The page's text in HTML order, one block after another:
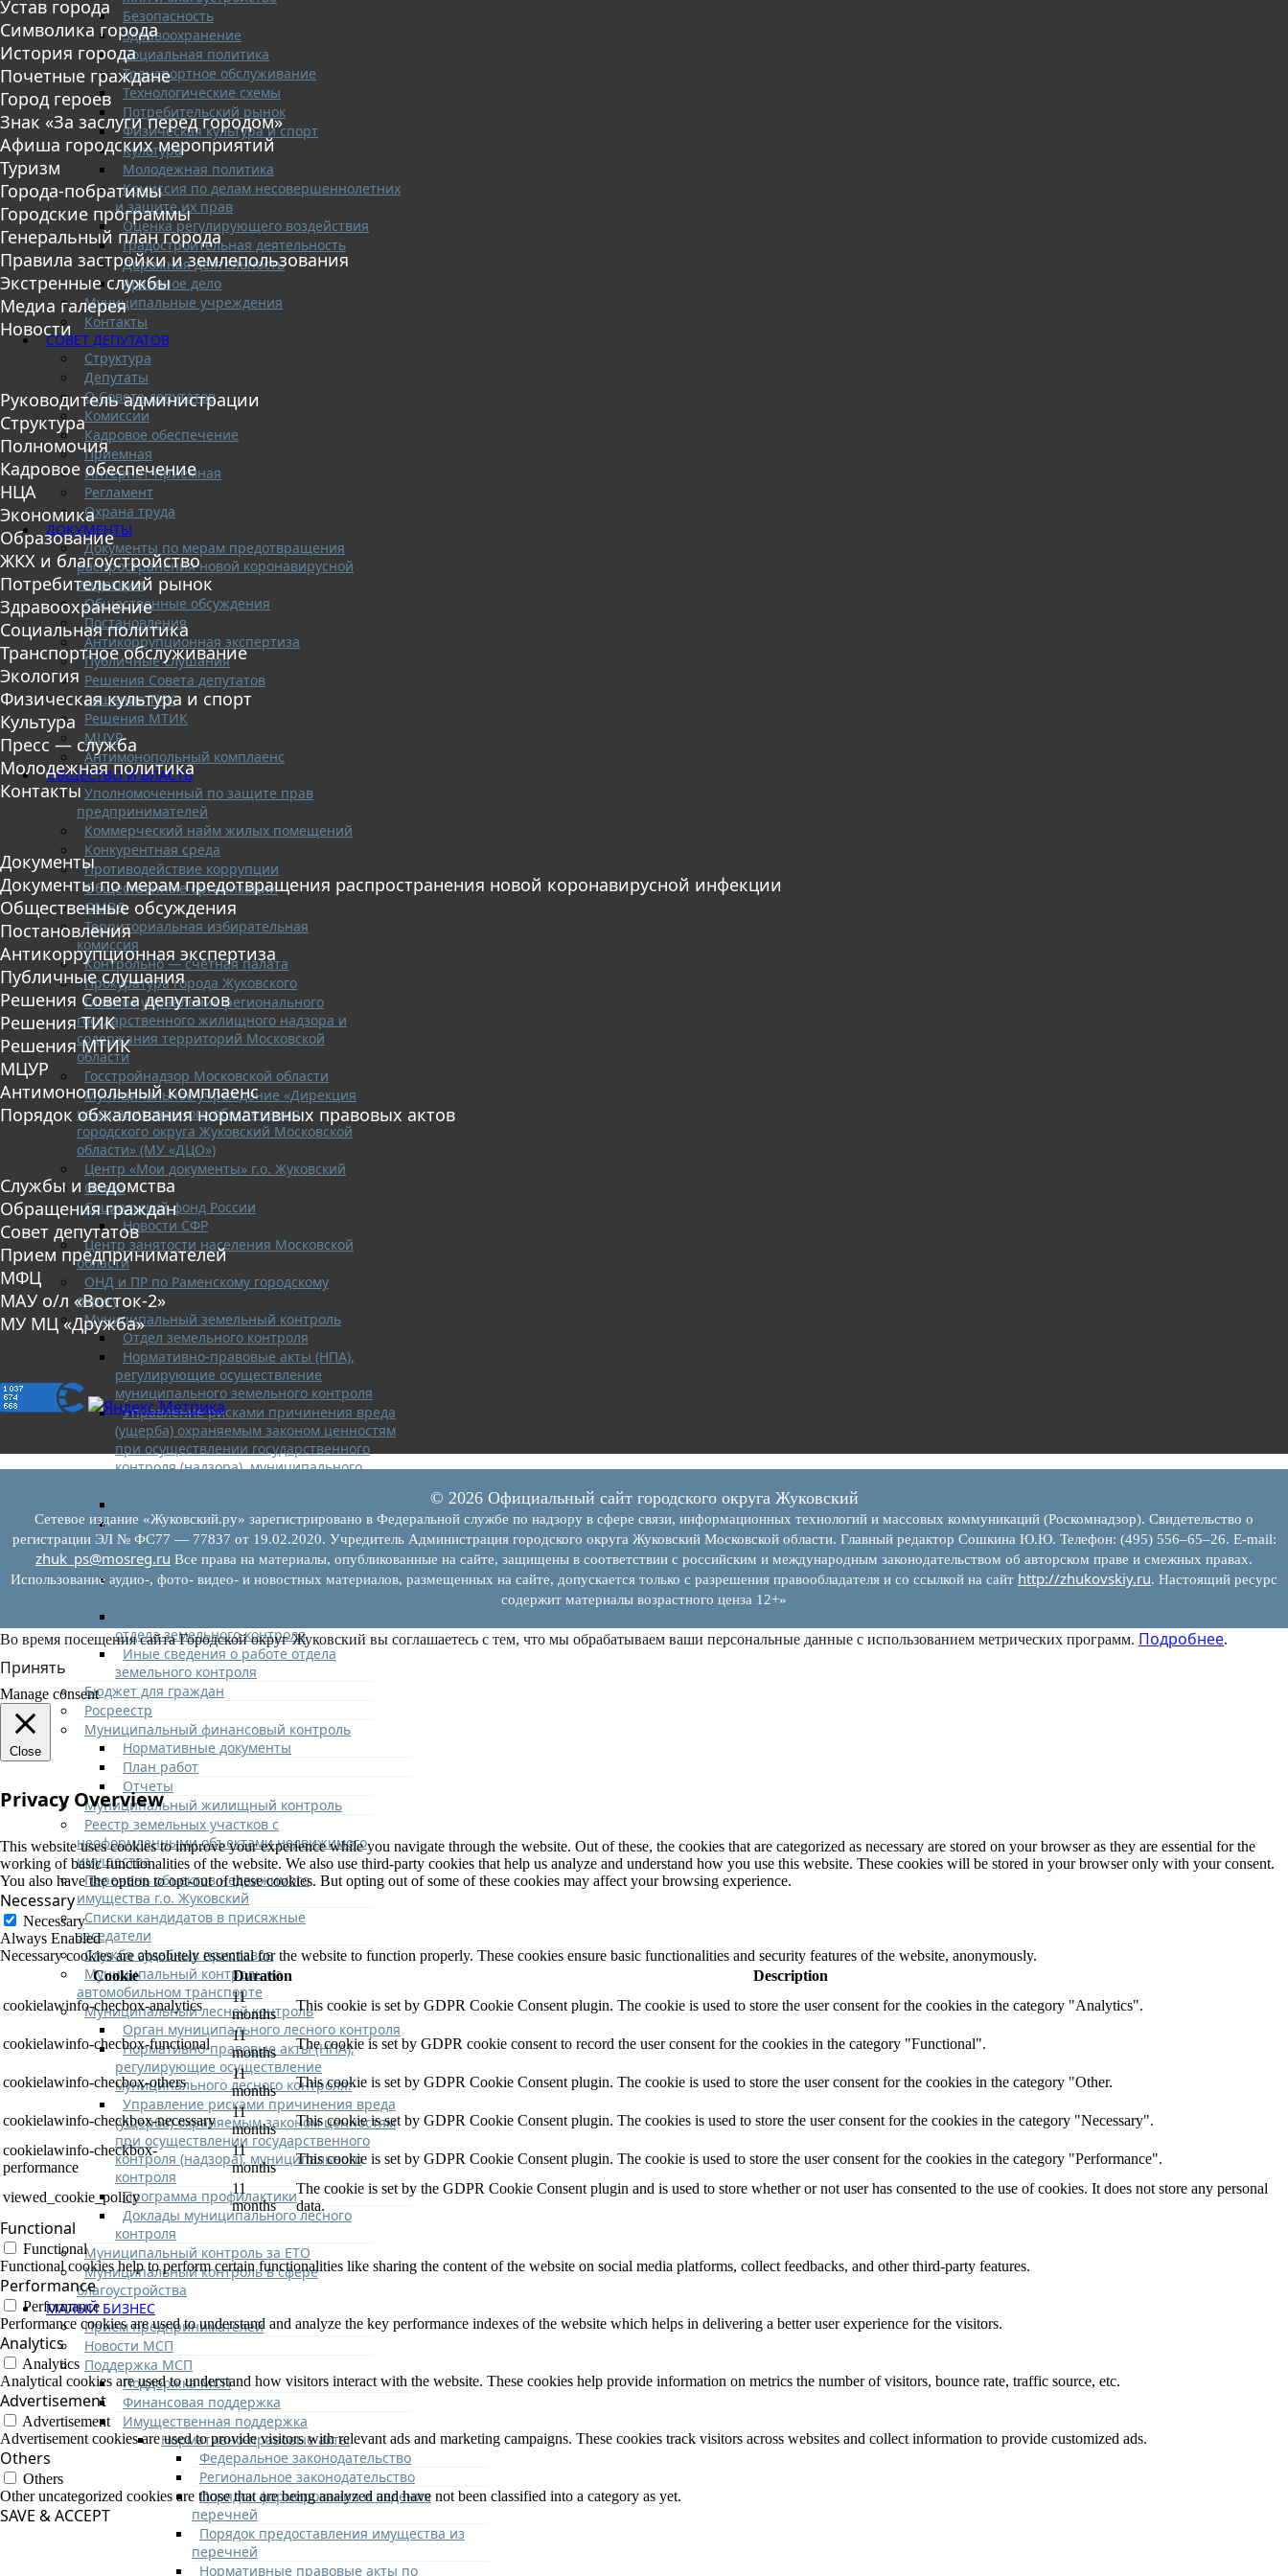
Безопасность
Здравоохранение
Социальная политика
Транспортное обслуживание
Технологические схемы
Потребительский рынок
Физическая культура и спорт
Культура
Молодежная политика
Комиссия по делам несовершеннолетних
и защите их прав
Оценка регулирующего воздействия
Градостроительная деятельность
Дорожная деятельность
Архивное дело
Муниципальные учреждения
Контакты
СОВЕТ ДЕПУТАТОВ
Структура
Депутаты
О Совете депутатов
Комиссии
Кадровое обеспечение
Приемная
Интернет-приемная
Регламент
Охрана труда
ДОКУМЕНТЫ
Документы по мерам предотвращения
распространения новой коронавирусной
инфекции
Общественные обсуждения
Постановления
Антикоррупционная экспертиза
Публичные слушания
Решения Совета депутатов
Решения ТИК
Решения МТИК
МЦУР
Антимонопольный комплаенс
ОБЩЕСТВО И ВЛАСТЬ
Уполномоченный по защите прав
предпринимателей
Коммерческий найм жилых помещений
Конкурентная среда
Противодействие коррупции
Общественные организации
ОМВД
Территориальная избирательная
комиссия
Контрольно — счетная палата
Прокуратура города Жуковского
Главное управление регионального
государственного жилищного надзора и
содержания территорий Московской
области
Госстройнадзор Московской области
Муниципальное учреждение «Дирекция
централизованного обеспечения
городского округа Жуковский Московской
области» (МУ «ДЦО»)
Центр «Мои документы» г.о. Жуковский
Опека
Социальный фонд России
Новости СФР
Центр занятости населения Московской
области
ОНД и ПР по Раменскому городскому
округу
Муниципальный земельный контроль
Отдел земельного контроля
Нормативно-правовые акты (НПА),
регулирующие осуществление
муниципального земельного контроля
Управление рисками причинения вреда
(ущерба) охраняемым законом ценностям
при осуществлении государственного
контроля (надзора), муниципального
Перечень сведений и документов, которые
могут запрашиваться у контролируемого
лица
Доклады муниципального земельного
отдела земельного контроля
Иные сведения о работе отдела
земельного контроля
Бюджет для граждан
Росреестр
Муниципальный финансовый контроль
Нормативные документы
План работ
Отчеты
Муниципальный жилищный контроль
Реестр земельных участков с
неоформленными объектами недвижимого
имущества
Перечень объектов недвижимого
имущества г.о. Жуковский
Списки кандидатов в присяжные
заседатели
Служба судебных приставов
Муниципальный контроль на
автомобильном транспорте
Муниципальный лесной контроль
Орган муниципального лесного контроля
Нормативно-правовые акты (НПА),
регулирующие осуществление
муниципального лесного контроля:
Управление рисками причинения вреда
(ущерба) охраняемым законом ценностям
при осуществлении государственного
контроля (надзора), муниципального
контроля
Программа профилактики
Доклады муниципального лесного
контроля
Муниципальный контроль за ЕТО
Муниципальный контроль в сфере
благоустройства
МАЛЫЙ БИЗНЕС
Прием предпринимателей
Новости МСП
Поддержка МСП
Поддержка МСП
Финансовая поддержка
Имущественная поддержка
Нормативно-правовые акты
Федеральное законодательство
Региональное законодательство
Порядок формирования и ведения
перечней
Порядок предоставления имущества из
перечней
Нормативные правовые акты по
Устав города
Символика города
История города
Почетные граждане
Город героев
Знак «За заслуги перед городом»
Афиша городских мероприятий
Туризм
Города-побратимы
Городские программы
Генеральный план города
Правила застройки и землепользования
Экстренные службы
Медиа галерея
Новости
Руководитель администрации
Структура
Полномочия
Кадровое обеспечение
НЦА
Экономика
Образование
ЖКХ и благоустройство
Потребительский рынок
Здравоохранение
Социальная политика
Транспортное обслуживание
Экология
Физическая культура и спорт
Культура
Пресс — служба
Молодежная политика
Контакты
Документы
Документы по мерам предотвращения распространения новой коронавирусной инфекции
Общественные обсуждения
Постановления
Антикоррупционная экспертиза
Публичные слушания
Решения Совета депутатов
Решения ТИК
Решения МТИК
МЦУР
Антимонопольный комплаенс
Порядок обжалования нормативных правовых актов
Службы и ведомства
Обращения граждан
Совет депутатов
Прием предпринимателей
МФЦ
МАУ о/л «Восток-2»
МУ МЦ «Дружба»
© 2026 Официальный сайт городского округа Жуковский
Сетевое издание «Жуковский.ру» зарегистрировано в Федеральной службе по надзору в сфере связи, информационных технологий и массовых коммуникаций (Роскомнадзор). Свидетельство о
регистрации ЭЛ № ФС77 — 77837 от 19.02.2020. Учредитель Администрация городского округа Жуковский Московской области. Главный редактор Сошкина Ю.Ю. Телефон: (495) 556–65–26. E‑mail:
zhuk_ps@mosreg.ru Все права на материалы, опубликованные на сайте, защищены в соответствии с российским и международным законодательством об авторском праве и смежных правах.
Использование аудио-, фото- видео- и новостных материалов, размещенных на сайте, допускается только с разрешения правообладателя и со ссылкой на сайт http://zhukovskiy.ru. Настоящий ресурс
содержит материалы возрастного ценза 12+»
Во время посещения сайта Городской округ Жуковский вы соглашаетесь с тем, что мы обрабатываем ваши персональные данные с использованием метрических программ. Подробнее.
Принять
Manage consent
Close
Privacy Overview
This website uses cookies to improve your experience while you navigate through the website. Out of these, the cookies that are categorized as necessary are stored on your browser as they are essential for the
working of basic functionalities of the website. We also use third-party cookies that help us analyze and understand how you use this website. These cookies will be stored in your browser only with your consent.
You also have the option to opt-out of these cookies. But opting out of some of these cookies may affect your browsing experience.
Necessary
Necessary
Always Enabled
Necessary cookies are absolutely essential for the website to function properly. These cookies ensure basic functionalities and security features of the website, anonymously.
Cookie
Duration
Description
cookielawinfo-checbox-analytics
11
months
This cookie is set by GDPR Cookie Consent plugin. The cookie is used to store the user consent for the cookies in the category "Analytics".
cookielawinfo-checbox-functional
11
months
The cookie is set by GDPR cookie consent to record the user consent for the cookies in the category "Functional".
cookielawinfo-checbox-others
11
months
This cookie is set by GDPR Cookie Consent plugin. The cookie is used to store the user consent for the cookies in the category "Other.
cookielawinfo-checkbox-necessary
11
months
This cookie is set by GDPR Cookie Consent plugin. The cookies is used to store the user consent for the cookies in the category "Necessary".
cookielawinfo-checkbox-
performance
11
months
This cookie is set by GDPR Cookie Consent plugin. The cookie is used to store the user consent for the cookies in the category "Performance".
viewed_cookie_policy
11
months
The cookie is set by the GDPR Cookie Consent plugin and is used to store whether or not user has consented to the use of cookies. It does not store any personal
data.
Functional
Functional
Functional cookies help to perform certain functionalities like sharing the content of the website on social media platforms, collect feedbacks, and other third-party features.
Performance
Performance
Performance cookies are used to understand and analyze the key performance indexes of the website which helps in delivering a better user experience for the visitors.
Analytics
Analytics
Analytical cookies are used to understand how visitors interact with the website. These cookies help provide information on metrics the number of visitors, bounce rate, traffic source, etc.
Advertisement
Advertisement
Advertisement cookies are used to provide visitors with relevant ads and marketing campaigns. These cookies track visitors across websites and collect information to provide customized ads.
Others
Others
Other uncategorized cookies are those that are being analyzed and have not been classified into a category as yet.
SAVE & ACCEPT